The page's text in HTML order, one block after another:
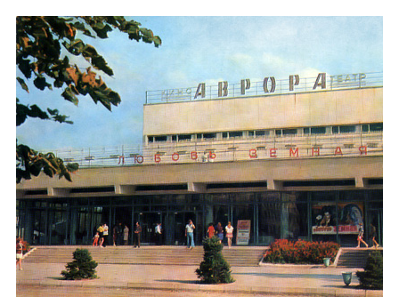
Фотогалерея